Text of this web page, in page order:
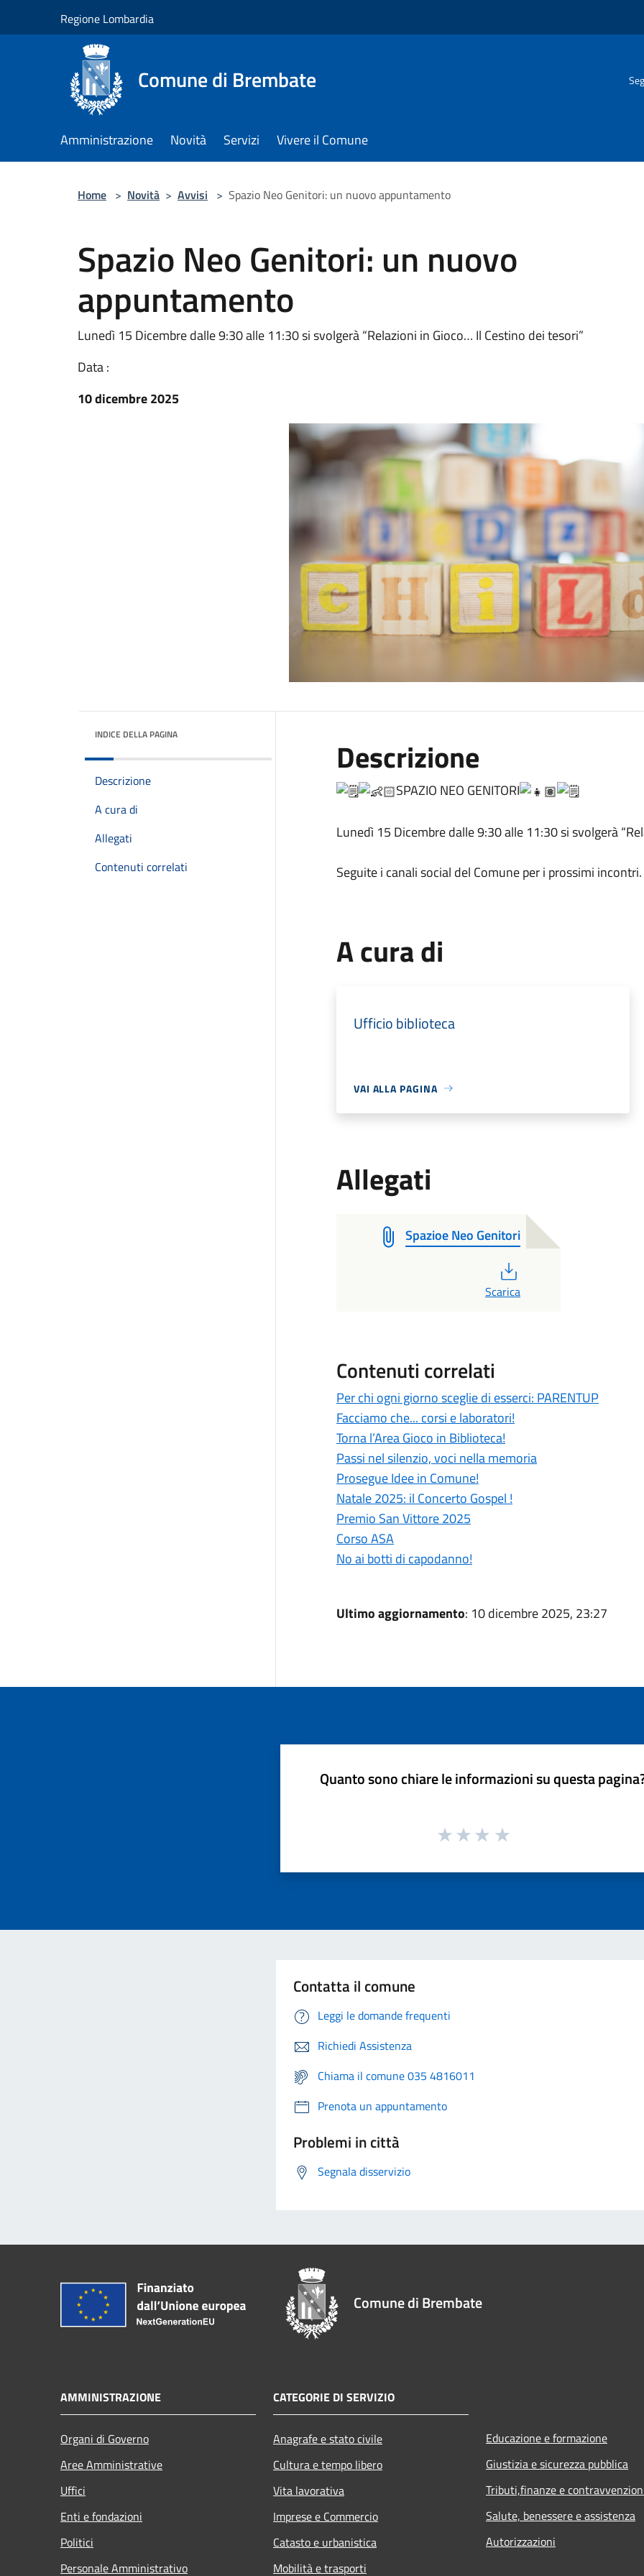
Regione Lombardia
Comune di Brembate
Amministrazione Novità Servizi Vivere il Comune
Home > Novità > Avvisi > Spazio Neo Genitori: un nuovo appuntamento
Spazio Neo Genitori: un nuovo
appuntamento
Lunedì 15 Dicembre dalle 9:30 alle 11:30 si svolgerà “Relazioni in Gioco… Il Cestino dei tesori”
Data :
10 dicembre 2025
INDICE DELLA PAGINA
Descrizione
A cura di
Allegati
Contenuti correlati
Descrizione
SPAZIO NEO GENITORI
Lunedì 15 Dicembre dalle 9:30 alle 11:30 si svolgerà
Seguite i canali social del Comune per i prossimi incontri.
A cura di
Ufficio biblioteca
VAI ALLA PAGINA
Allegati
Spazioe Neo Genitori
Scarica
Contenuti correlati
Per chi ogni giorno sceglie di esserci: PARENTUP
Facciamo che... corsi e laboratori!
Torna l’Area Gioco in Biblioteca!
Passi nel silenzio, voci nella memoria
Prosegue Idee in Comune!
Natale 2025: il Concerto Gospel !
Premio San Vittore 2025
Corso ASA
No ai botti di capodanno!
Ultimo aggiornamento: 10 dicembre 2025, 23:27
Quanto sono chiare le informazioni su questa
Contatta il comune
Leggi le domande frequenti
Richiedi Assistenza
Chiama il comune 035 4816011
Prenota un appuntamento
Problemi in città
Segnala disservizio
Comune di Brembate
AMMINISTRAZIONE
Organi di Governo
Aree Amministrative
Uffici
Enti e fondazioni
Politici
Personale Amministrativo
CATEGORIE DI SERVIZIO
Anagrafe e stato civile
Cultura e tempo libero
Vita lavorativa
Imprese e Commercio
Catasto e urbanistica
Mobilità e trasporti
Educazione e formazione
Giustizia e sicurezza pubblica
Tributi,finanze e
Salute, benessere e assistenza
Autorizzazioni